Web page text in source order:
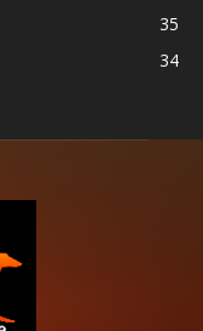
35
34